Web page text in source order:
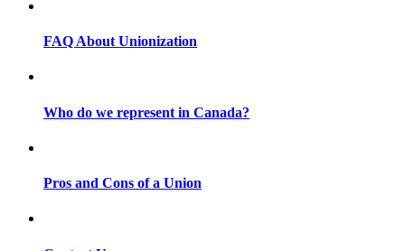
FAQ About Unionization
Who do we represent in Canada?
Pros and Cons of a Union